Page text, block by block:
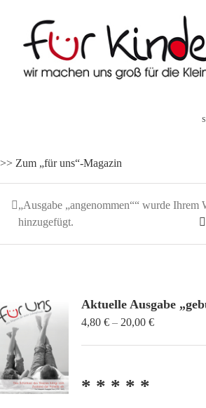
content
>> Zum „für uns“-Magazin
„Ausgabe „angenommen““ wurde Ihrem
hinzugefügt.
Aktuelle Ausgabe
4,80€ –20,00€Preisspanne:
* * * * *